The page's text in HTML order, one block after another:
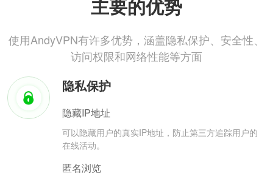
主要的优势
使用AndyVPN有许多优势，涵盖隐私保护、安全性、
访问权限和网络性能等方面
隐私保护
隐藏IP地址
可以隐藏用户的真实IP地址，防止第三方追踪用户的
在线活动。
匿名浏览